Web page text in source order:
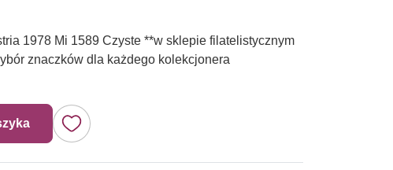
1978 Mi 1589 Czyste **w sklepie filatelistycznym
znaczków dla każdego kolekcjonera